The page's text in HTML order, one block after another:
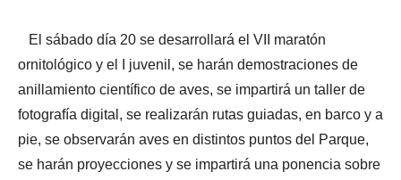
El sábado día 20 se desarrollará el VII maratón
ornitológico y el I juvenil, se harán demostraciones de
anillamiento científico de aves, se impartirá un taller de
fotografía digital, se realizarán rutas guiadas, en barco y a
pie, se observarán aves en distintos puntos del Parque,
se harán proyecciones y se impartirá una ponencia sobre